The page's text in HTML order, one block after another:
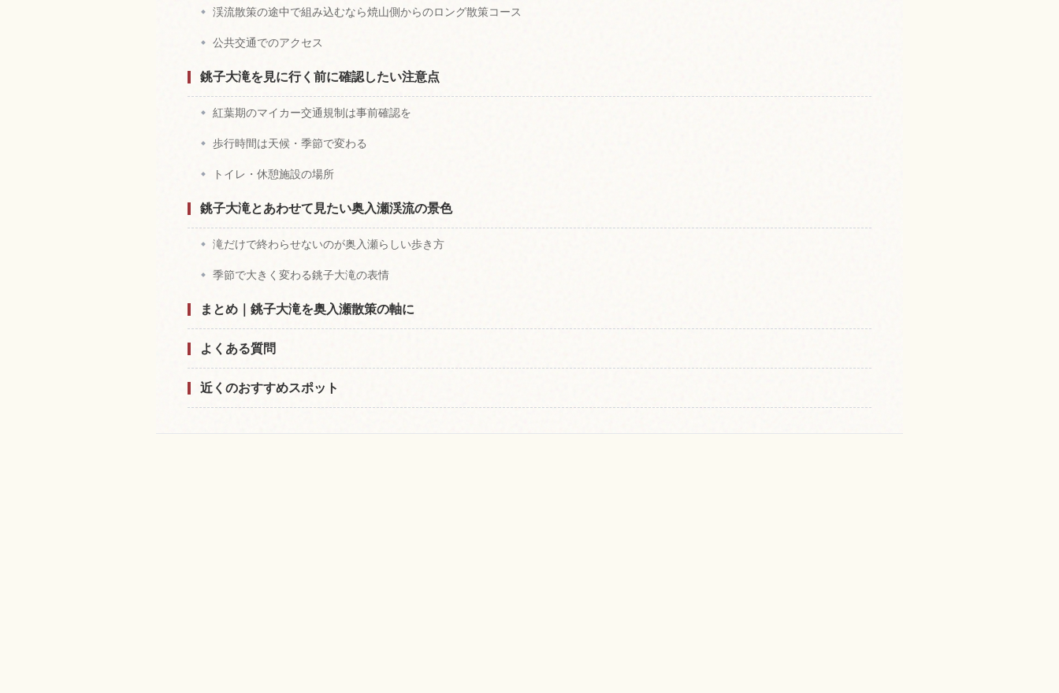
渓流散策の途中で組み込むなら焼山側からのロング散策コース
公共交通でのアクセス
銚子大滝を見に行く前に確認したい注意点
紅葉期のマイカー交通規制は事前確認を
歩行時間は天候・季節で変わる
トイレ・休憩施設の場所
銚子大滝とあわせて見たい奥入瀬渓流の景色
滝だけで終わらせないのが奥入瀬らしい歩き方
季節で大きく変わる銚子大滝の表情
まとめ｜銚子大滝を奥入瀬散策の軸に
よくある質問
近くのおすすめスポット